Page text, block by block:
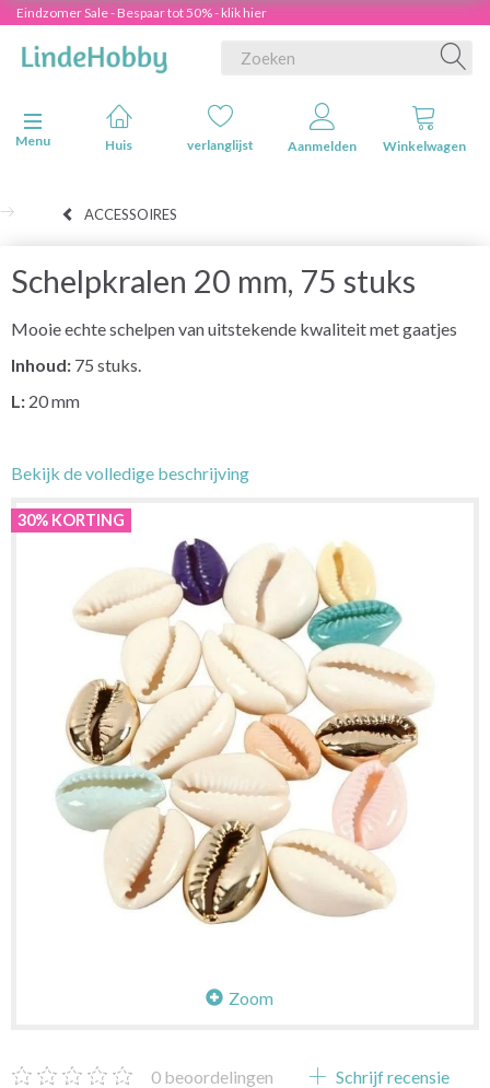
Eindzomer Sale - Bespaar tot 50% - klik hier
Navigatie in-/uitschakelen
Menu
Huis verlanglijst Aanmelden Winkelwagen
ACCESSOIRES
Schelpkralen 20 mm, 75 stuks
Mooie echte schelpen van uitstekende kwaliteit met gaatjes
Inhoud: 75 stuks.
L: 20 mm
Bekijk de volledige beschrijving
30% KORTING
Zoom
0 beoordelingen Schrijf recensie